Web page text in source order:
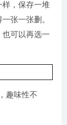
样，保存一堆
张一张删。
可以再选一
趣味性不